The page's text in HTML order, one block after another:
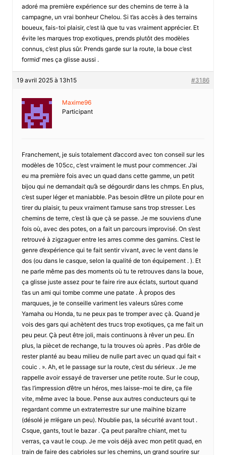
adoré ma première expérience sur des chemins de terre à la
campagne, un vrai bonheur Chelou. Si t’as accès à des terrains
boueux, fais-toi plaisir, c’est là que tu vas vraiment apprécier. Et
évite les marques trop exotiques, prends plutôt des modèles
connus, c’est plus sûr. Prends garde sur la route, la boue c’est
formid’ mes ça glisse aussi .
19 avril 2025 à 13h15 #3186
Maxime96
Participant
Franchement, je suis totalement d’accord avec ton conseil sur les
modèles de 105cc, c’est vraiment le must pour commencer. J’ai
eu ma première fois avec un quad dans cette gamme, un petit
bijou qui ne demandait qu’à se dégourdir dans les chmps. En plus,
c’est super léger et maniabble. Pas besoin d’être un pilote pour en
tirer du plaisir, tu peux vraiment t’amuse sans trop stresser. Les
chemins de terre, c’est là que çà se passe. Je me souviens d’une
fois où, avec des potes, on a fait un parcours improvisé. On s’est
retrouvé à zigzaguer entre les arres comme des gamins. C’est le
genre d’expérience qui te fait sentir vivant, avec le vent dans le
dos (ou dans le casque, selon la qualité de ton équipement . ). Et
ne parle même pas des moments où tu te retrouves dans la boue,
ça glisse juste assez pour te faire rire aux éclats, surtout quand
t’as un ami qui tombe comme une patate . À propos des
marquues, je te conseille variment les valeurs sûres come
Yamaha ou Honda, tu ne peux pas te tromper avec çà. Quand je
vois des gars qui achètent des trucs trop exotiques, ça me fait un
peu peur. Çà peut être joli, mais continuons à rêver un peu. En
plus, la piècet de rechange, tu la trouves où après . Pas drôle de
rester planté au beau milieu de nulle part avec un quad qui fait «
couic . ». Ah, et le passage sur la route, c’est du sérieux . Je me
rappelle avoir essayé de traverser une petite route. Sur le coup,
t’as l’impression d’être un héros, mes laisse-moi te dire, ça file
vite, même avec la boue. Pense aux autres conducteurs qui te
regardant comme un extraterrestre sur une maihine bizarre
(désolé je m’égare un peu). N’oublie pas, la sécurité avant tout .
Csque, gants, tout le bazar . Ça peut paraître chiant, met tu
verras, ça vaut le coup. Je me vois déjà avec mon petit quad, en
train de faire des cabrioles sur les chemins, un grand sourire sur